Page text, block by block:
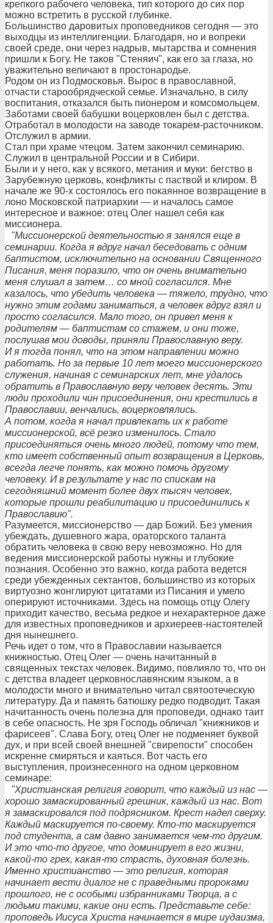
крепкого рабочего человека, тип которого до сих пор
можно встретить в русской глубинке.
Большинство даровитых проповедников сегодня — это
выходцы из интеллигенции. Благодаря, но и вопреки
своей среде, они через надрыв, мытарства и сомнения
пришли к Богу. Не таков "Стеняич", как его за глаза, но
уважительно величают в простонародье.
Родом он из Подмосковья. Вырос в православной,
отчасти старообрядческой семье. Изначально, в силу
воспитания, отказался быть пионером и комсомольцем.
Заботами своей бабушки воцерковлен был с детства.
Отработал в молодости на заводе токарем-расточником.
Отслужил в армии.
Стал при храме чтецом. Затем закончил семинарию.
Служил в центральной России и в Сибири.
Были и у него, как у всякого, метания и муки: бегство в
Зарубежную церковь, конфликты с паствой и клиром. В
начале же 90-х состоялось его покаянное возвращение в
лоно Московской патриархии — и началось самое
интересное и важное: отец Олег нашел себя как
миссионера.
"Миссионерской деятельностью я занялся еще в
семинарии. Когда я вдруг начал беседовать с одним
баптистом, исключительно на основании Священного
Писания, меня поразило, что он очень внимательно
меня слушал а затем… со мной согласился. Мне
казалось, что убедить человека — тяжело, трудно, что
нужно этим годами заниматься, а человек вдруг взял и
просто согласился. Мало того, он привел меня к
родителям — баптистам со стажем, и они тоже,
послушав мои доводы, приняли Православную веру.
И я тогда понял, что на этом направлении можно
работать. Но за первые 10 лет моего миссионерского
служения, начиная с семинарских лет, мне удалось
обратить в Православную веру человек десять. Эти
люди проходили чин присоединения, они крестились в
Православии, венчались, воцерковлялись.
А потом, когда я начал привлекать их к работе
миссионерской, всё резко изменилось. Стало
присоединяться очень много людей, потому что тем,
кто имеет собственный опыт возвращения в Церковь,
всегда легче понять, как можно помочь другому
человеку. И в результате у нас по спискам на
сегодняшний момент более двух тысяч человек,
которые прошли реабилитацию и присоединились к
Православию".
Разумеется, миссионерство — дар Божий. Без умения
убеждать, душевного жара, ораторского таланта
обратить человека в свою веру невозможно. Но для
ведения миссионерской работы нужны и глубокие
познания. Особенно это важно, когда работа ведется
среди убежденных сектантов, большинство из которых
виртуозно жонглируют цитатами из Писания и умело
оперируют источниками. Здесь на помощь отцу Олегу
приходит качество, весьма редкое и нехарактерное даже
для известных проповедников и архиереев-настоятелей
дня нынешнего.
Речь идет о том, что в Православии называется
книжностью. Отец Олег — очень начитанный в
священных текстах человек. Видимо, повлияло то, что он
с детства владеет церковнославянским языком, а в
молодости много и внимательно читал святоотеческую
литературу. Да и память батюшку редко подводит. Такая
начитанность очень полезна для проповеди, однако таит
в себе опасность. Не зря Господь обличал "книжников и
фарисеев". Слава Богу, отец Олег не подменяет буквой
дух, и при всей своей внешней "свирепости" способен
искренне смиряться и каяться. Вот часть его
выступления, произнесенного на одном церковном
семинаре:
"Христианская религия говорит, что каждый из нас —
хорошо замаскированный грешник, каждый из нас. Вот
я замаскировался под подрясником. Крест надел сверху.
Каждый маскируется по-своему. Кто-то маскируется
под студента, а сам давно занимается чем-то другим.
И это что-то другое, что доминирует в его жизни,
какой-то грех, какая-то страсть, духовная болезнь.
Именно христианство — это религия, которая
начинает вести диалог не с праведными пророками
прошлого, не с особыми избранниками Творца, а с
людьми такими, какие они есть. Представьте себе:
проповедь Иисуса Христа начинается в мире иудаизма,